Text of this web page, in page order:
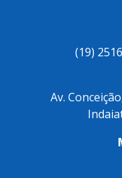
(19)
Av.